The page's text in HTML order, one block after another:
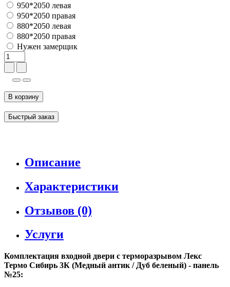
950*2050 левая
950*2050 правая
880*2050 левая
880*2050 правая
Нужен замерщик
В корзину
Быстрый заказ
Описание
Характеристики
Отзывов (0)
Услуги
Комплектация входной двери с терморазрывом Лекс
Термо Сибирь 3К (Медный антик / Дуб беленый) - панель
№25: